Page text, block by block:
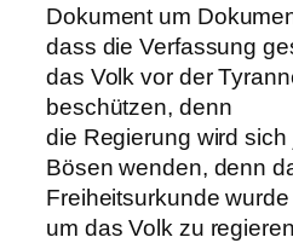
Dokument um
dass die Verfassung
das Volk vor der
beschützen, denn
die Regierung wird sich
Bösen wenden, denn
Freiheitsurkunde
um das Volk zu